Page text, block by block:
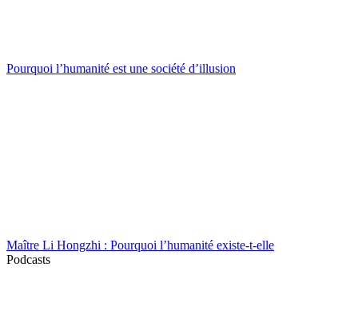
Pourquoi l’humanité est une société d’illusion
Maître Li Hongzhi : Pourquoi l’humanité existe-t-elle
Podcasts